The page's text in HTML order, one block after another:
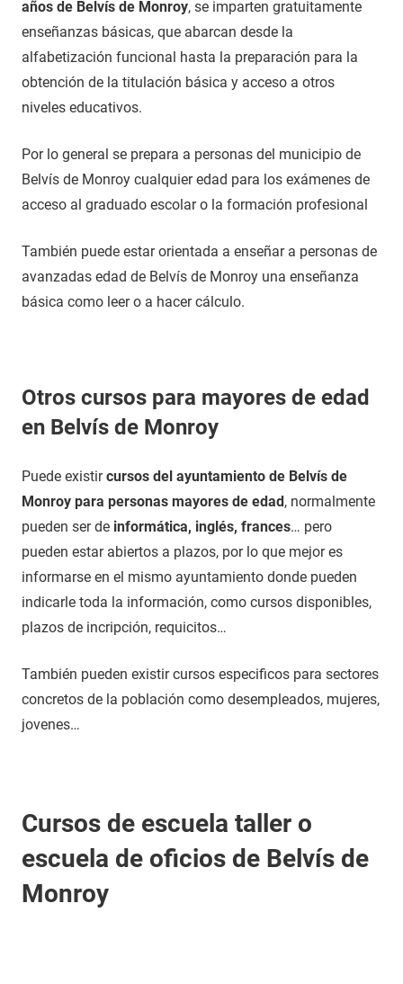
años de Belvís de Monroy, se imparten gratuitamente
enseñanzas básicas, que abarcan desde la
alfabetización funcional hasta la preparación para la
obtención de la titulación básica y acceso a otros
niveles educativos.
Por lo general se prepara a personas del municipio de
Belvís de Monroy cualquier edad para los exámenes de
acceso al graduado escolar o la formación profesional
También puede estar orientada a enseñar a personas de
avanzadas edad de Belvís de Monroy una enseñanza
básica como leer o a hacer cálculo.
Otros cursos para mayores de edad
en Belvís de Monroy
Puede existircursos del ayuntamiento de Belvís de
Monroy para personas mayores de edad, normalmente
pueden ser de informática, inglés, frances… pero
pueden estar abiertos a plazos, por lo que mejor es
informarse en el mismo ayuntamiento donde pueden
indicarle toda la información, como cursos disponibles,
plazos de incripción, requicitos…
También pueden existir cursos especificos para sectores
concretos de la población como desempleados, mujeres,
jovenes…
Cursos de escuela taller o
escuela de oficios de Belvís de
Monroy